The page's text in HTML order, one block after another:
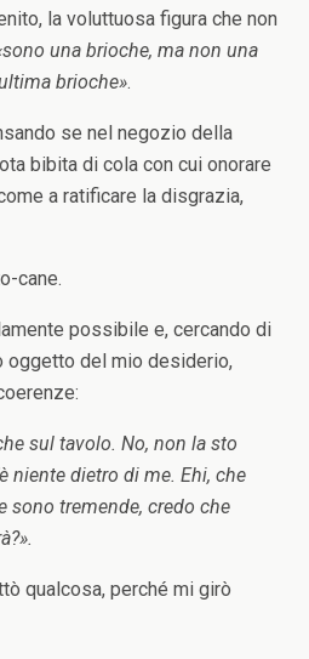
la voluttuosa figura che non
una brioche, ma non una
brioche».
se nel negozio della
bibita di cola con cui onorare
a ratificare la disgrazia,
cane.
possibile e, cercando di
oggetto del mio desiderio,
sul tavolo. No, non la sto
niente dietro di me. Ehi, che
sono tremende, credo che
qualcosa, perché mi girò